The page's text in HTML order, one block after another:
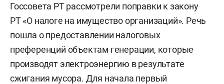
Госсовета РТ рассмотрели поправки к закону
РТ «О налоге на имущество организаций». Речь
пошла о предоставлении налоговых
преференций объектам генерации, которые
производят электроэнергию в результате
сжигания мусора. Для начала первый